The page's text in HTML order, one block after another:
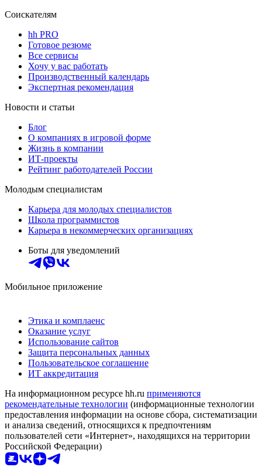
Соискателям
hh PRO
Готовое резюме
Все сервисы
Хочу у вас работать
Производственный календарь
Экспертная рекомендация
Новости и статьи
Блог
О компаниях в игровой форме
Жизнь в компании
ИТ-проекты
Рейтинг работодателей России
Молодым специалистам
Карьера для молодых специалистов
Школа программистов
Карьера в некоммерческих организациях
Боты для уведомлений
Мобильное приложение
Этика и комплаенс
Оказание услуг
Использование сайтов
Защита персональных данных
Пользовательское соглашение
ИТ аккредитация
На информационном ресурсе hh.ru применяются
рекомендательные технологии (информационные технологии
предоставления информации на основе сбора, систематизации
и анализа сведений, относящихся к предпочтениям
пользователей сети «Интернет», находящихся на территории
Российской Федерации)